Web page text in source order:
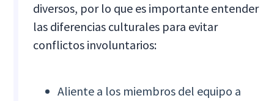
diversos, por lo que es importante entender
las diferencias culturales para evitar
conflictos involuntarios:
Aliente a los miembros del equipo a